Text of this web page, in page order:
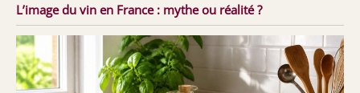
L’image du vin en France : mythe ou réalité ?